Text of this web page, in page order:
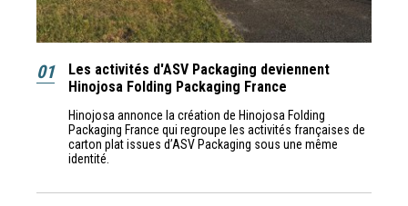
01
Les activités d'ASV Packaging deviennent
Hinojosa Folding Packaging France
Hinojosa annonce la création de Hinojosa Folding
Packaging France qui regroupe les activités françaises de
carton plat issues d’ASV Packaging sous une même
identité.